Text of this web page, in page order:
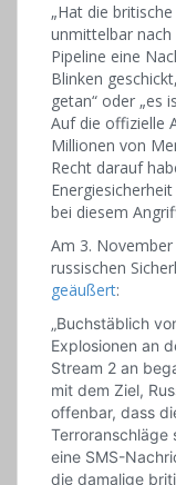
„Hat die
unmittelbar nach
Pipeline eine
Blinken
getan“ oder „es
Auf die offizielle
Millionen von
Recht darauf
bei diesem
Am 3.
russischen
geäußert:
„Buchstäblich
Explosionen an
Stream 2 an
mit dem Ziel,
offenbar, dass
Terroranschläge
eine SMS-
die damalige